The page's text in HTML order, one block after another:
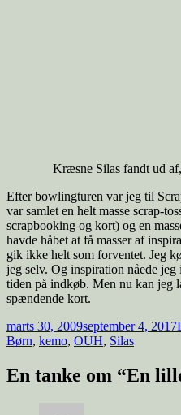
Kræsne Silas fandt ud
Efter bowlingturen var jeg til
var samlet en helt masse scrap-
scrapbooking og kort) og en
havde håbet at få masser af
gik ikke helt som forventet. Jeg
jeg selv. Og inspiration nåede
tiden på indkøb. Men nu kan jeg
spændende kort.
Udgivet
i
marts 30, 2009september 4, 2017
Børn, kemo, OUH, Silas
En tanke om “En